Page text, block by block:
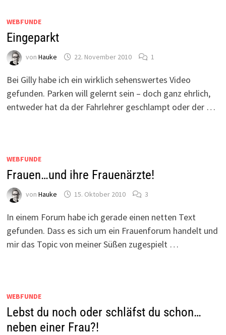
WEBFUNDE
Eingeparkt
von Hauke 22. November 2010 1
Bei Gilly habe ich ein wirklich sehenswertes Video
gefunden. Parken will gelernt sein – doch ganz ehrlich,
entweder hat da der Fahrlehrer geschlampt oder der …
WEBFUNDE
Frauen…und ihre Frauenärzte!
von Hauke 15. Oktober 2010 3
In einem Forum habe ich gerade einen netten Text
gefunden. Dass es sich um ein Frauenforum handelt und
mir das Topic von meiner Süßen zugespielt …
WEBFUNDE
Lebst du noch oder schläfst du schon…
neben einer Frau?!